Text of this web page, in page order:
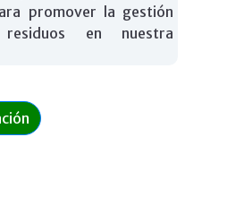
promover la gestión
en nuestra